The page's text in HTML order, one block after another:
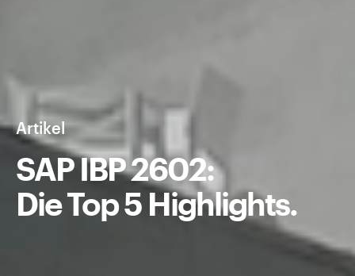
Artikel
SAP IBP 2602:
Die Top 5 Highlights.